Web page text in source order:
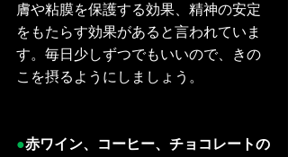
膚や粘膜を保護する効果、精神の安定
をもたらす効果があると言われていま
す。毎日少しずつでもいいので、きの
こを摂るようにしましょう。
●赤ワイン、コーヒー、チョコレートの